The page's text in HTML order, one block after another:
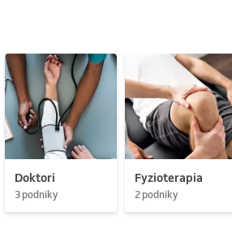
Doktori
3 podniky
Fyzioterapia
2 podniky